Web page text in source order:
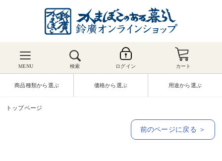
MENU 検索 ログイン カート
商品種類から選ぶ 価格から選ぶ 用途から選ぶ
トップページ
前のページに戻る ＞